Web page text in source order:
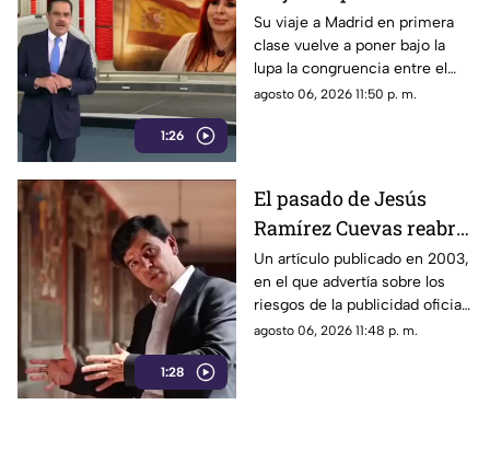
1:26
que reavivan el debate
sobre la austeridad
Su viaje a Madrid en primera
clase vuelve a poner bajo la
lupa la congruencia entre el
discurso de austeridad
agosto 06, 2026 11:50 p. m.
1:28
El pasado de Jesús
Ramírez Cuevas reabre
el debate sobre la
censura
Un artículo publicado en 2003,
en el que advertía sobre los
riesgos de la publicidad oficial
y la censura a los medios
agosto 06, 2026 11:48 p. m.